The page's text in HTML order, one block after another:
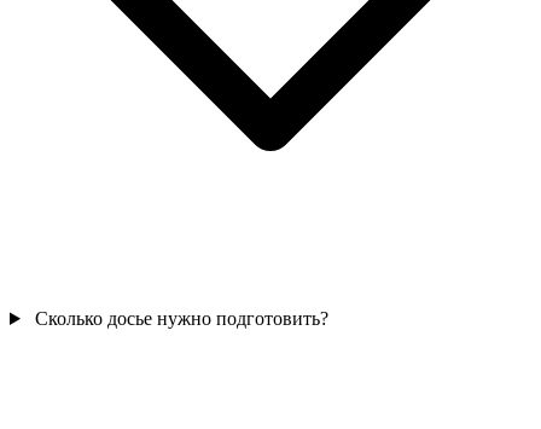
Сколько досье нужно подготовить?